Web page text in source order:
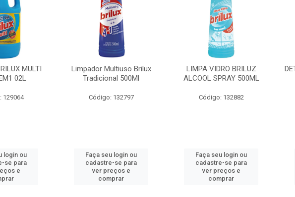
MULTI
02L
129064
login ou
se para
e
Limpador Multiuso Brilux
Tradicional 500Ml
Código: 132797
Faça seu login ou
cadastre-se para
ver preços e
comprar
LIMPA VIDRO BRILUZ
ALCOOL SPRAY 500ML
Código: 132882
Faça seu login ou
cadastre-se para
ver preços e
comprar